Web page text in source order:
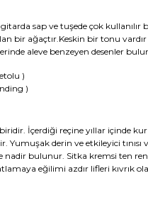
sap ve tuşede çok kullanılır
bir ağaçtır.Keskin bir tonu
aleve benzeyen desenler
)
)
İçerdiği reçine yıllar içinde
Yumuşak derin ve etkileyici
nadir bulunur. Sitka kremsi ten
eğilimi azdır lifleri kıvrık